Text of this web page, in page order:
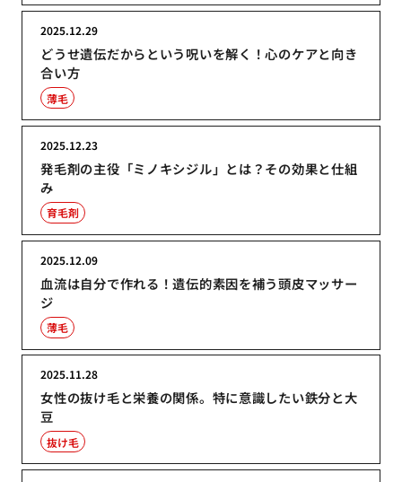
どうせ遺伝だからという呪いを解く！心のケアと向き
合い方
2025.12.29
薄毛
発毛剤の主役「ミノキシジル」とは？その効果と仕組
み
2025.12.23
育毛剤
血流は自分で作れる！遺伝的素因を補う頭皮マッサー
ジ
2025.12.09
薄毛
女性の抜け毛と栄養の関係。特に意識したい鉄分と大
豆
2025.11.28
抜け毛